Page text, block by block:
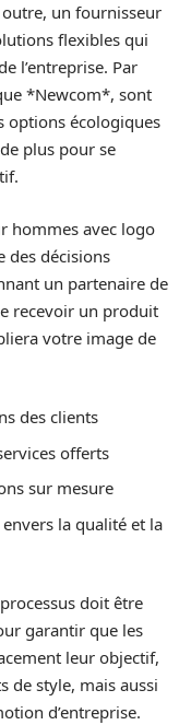
un fournisseur
flexibles qui
l’entreprise. Par
*Newcom*, sont
options écologiques
plus pour se
hommes avec logo
des décisions
un partenaire de
recevoir un produit
votre image de
des clients
offerts
sur mesure
la qualité et la
doit être
garantir que les
leur objectif,
de style, mais aussi
d’entreprise.